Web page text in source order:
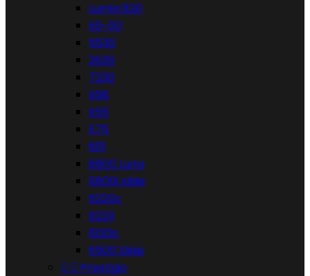
Lumia 820
E6-00
5530
2630
7230
E66
E65
E75
6111
8600 Luna
6600i slide
6220c
6233
6120c
6500 Slide
  Prestigio